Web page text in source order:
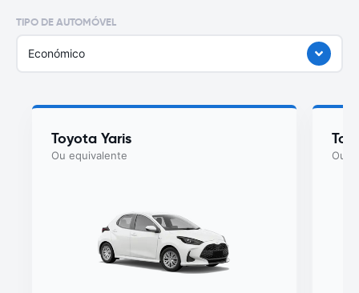
TIPO DE AUTOMÓVEL
Económico
Toyota Yaris
Ou equivalente Ou